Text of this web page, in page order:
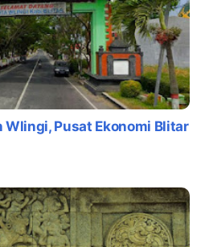
Wlingi, Pusat Ekonomi Blitar